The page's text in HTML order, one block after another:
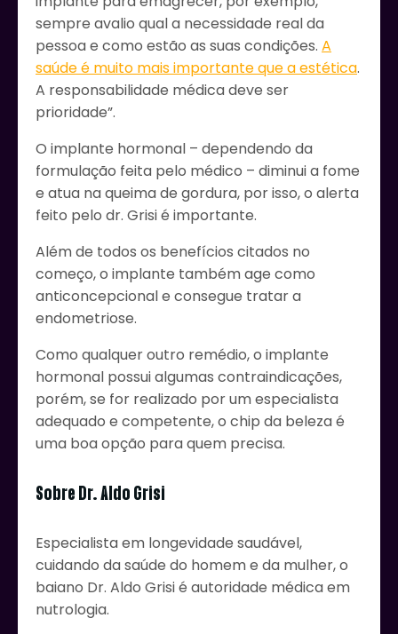
sempre avalio qual a necessidade real da
pessoa e como estão as suas condições. A
saúde é muito mais importante que a estética.
A responsabilidade médica deve ser
prioridade”.
O implante hormonal – dependendo da
formulação feita pelo médico – diminui a fome
e atua na queima de gordura, por isso, o alerta
feito pelo dr. Grisi é importante.
Além de todos os benefícios citados no
começo, o implante também age como
anticoncepcional e consegue tratar a
endometriose.
Como qualquer outro remédio, o implante
hormonal possui algumas contraindicações,
porém, se for realizado por um especialista
adequado e competente, o chip da beleza é
uma boa opção para quem precisa.
Sobre Dr. Aldo Grisi
Especialista em longevidade saudável,
cuidando da saúde do homem e da mulher, o
baiano Dr. Aldo Grisi é autoridade médica em
nutrologia.